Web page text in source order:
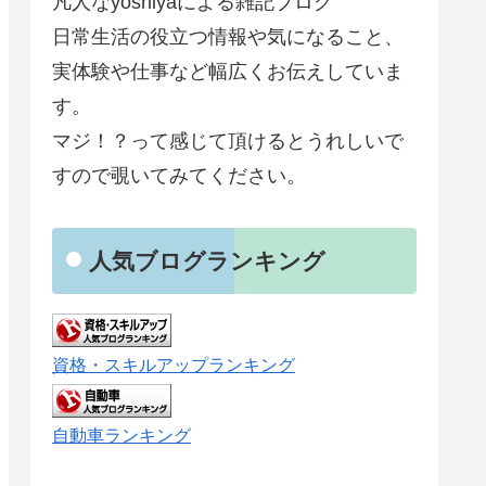
日常生活の役立つ情報や気になること、
実体験や仕事など幅広くお伝えしていま
す。
マジ！？って感じて頂けるとうれしいで
すので覗いてみてください。
人気ブログランキング
資格・スキルアップランキング
自動車ランキング